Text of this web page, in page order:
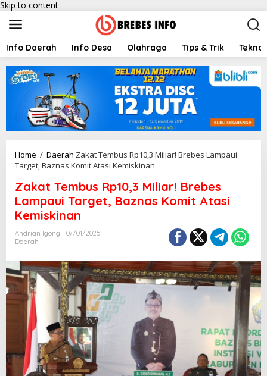
Skip to content
Info Daerah Info Desa Olahraga Tips & Trik
Home / Daerah Zakat Tembus Rp10,3 Miliar! Brebes Lampaui
Target, Baznas Komit Atasi Kemiskinan
Zakat Tembus Rp10,3 Miliar! Brebes
Lampaui Target, Baznas Komit Atasi
Kemiskinan
Andrian Igong
07/01/2025
Daerah